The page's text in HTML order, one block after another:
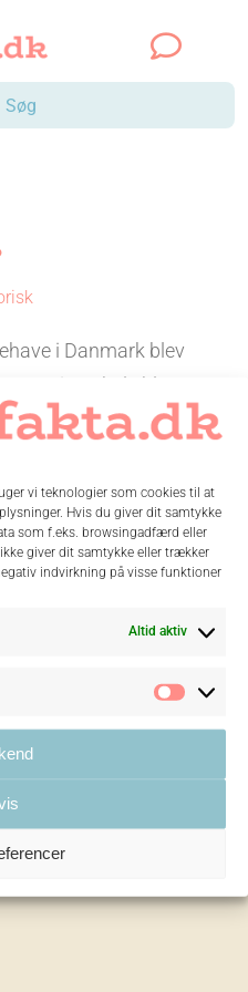
vi teknologier som cookies til at
Hvis du giver dit samtykke
som f.eks. browsingadfærd eller
giver dit samtykke eller trækker
indvirkning på visse funktioner
Altid aktiv
i Danmark blev
steinerskole blev
INDLÆG
der 65
og 14